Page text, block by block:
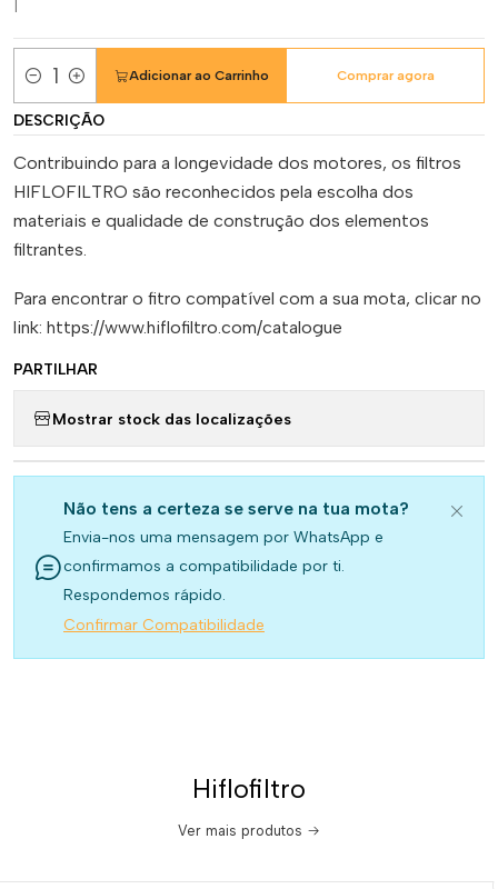
Quantidade
Adicionar ao Carrinho Comprar agora
DESCRIÇÃO
Contribuindo para a longevidade dos motores, os filtros
HIFLOFILTRO são reconhecidos pela escolha dos
materiais e qualidade de construção dos elementos
filtrantes.
Para encontrar o fitro compatível com a sua mota, clicar no
link: https://www.hiflofiltro.com/catalogue
PARTILHAR
Mostrar stock das localizações
Não tens a certeza se serve na tua mota?
Envia-nos uma mensagem por WhatsApp e
confirmamos a compatibilidade por ti.
Respondemos rápido.
Confirmar Compatibilidade
Hiflofiltro
Ver mais produtos